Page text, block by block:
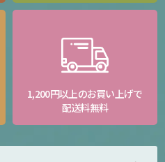
1,200円以上のお買い上げで
配送料無料